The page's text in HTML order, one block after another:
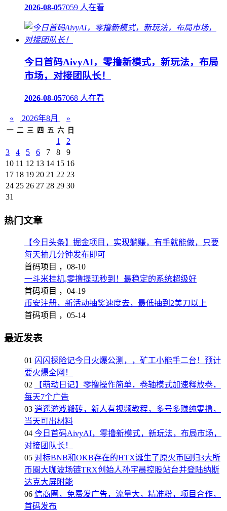
2026-08-057059 人在看
今日首码AivyAI，零撸新模式，新玩法，布局
市场，对接团队长！
2026-08-057068 人在看
« 2026年8月 »
一 二 三 四 五 六 日
1
2
3
4 5 6 7 8
9
10 11 12 13 14 15 16
17 18 19 20 21 22 23
24 25 26 27 28 29 30
31
热门文章
【今日头条】掘金项目，实现躺赚，有手就能做，只要
每天抽几分钟发布即可
首码项目 ， 08-10
一斗米挂机,零撸提现秒到！最稳定的系统超级好
首码项目 ， 04-19
币安注册，新活动抽奖速度去，最低抽到2美刀以上
首码项目 ， 05-14
最近发表
01 闪闪探险记今日火爆公测，，矿工小能手二台！预计
要火爆全网！
02
【萌动日记】零撸操作简单，卷轴模式加速释放卷，
每天7个广告
03 逍遥游戏搬砖，新人有视频教程，多号多赚纯零撸，
当天可出材料
04 今日首码AivyAI，零撸新模式，新玩法，布局市场，
对接团队长！
05 对标BNB和OKB存在的HTX诞生了原火币回归3大所
币圈大咖波场链TRX创始人孙宇晨控股站台并登陆纳斯
达克大屏附能
06 信商圈，免费发广告，流量大，精准粉，项目合作，
首码发布